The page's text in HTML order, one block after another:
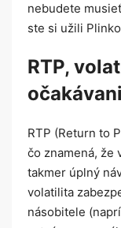
nebudete
ste si užili
RTP,
RTP (Return to
čo znamená, že
takmer úplný
volatilita
násobitele